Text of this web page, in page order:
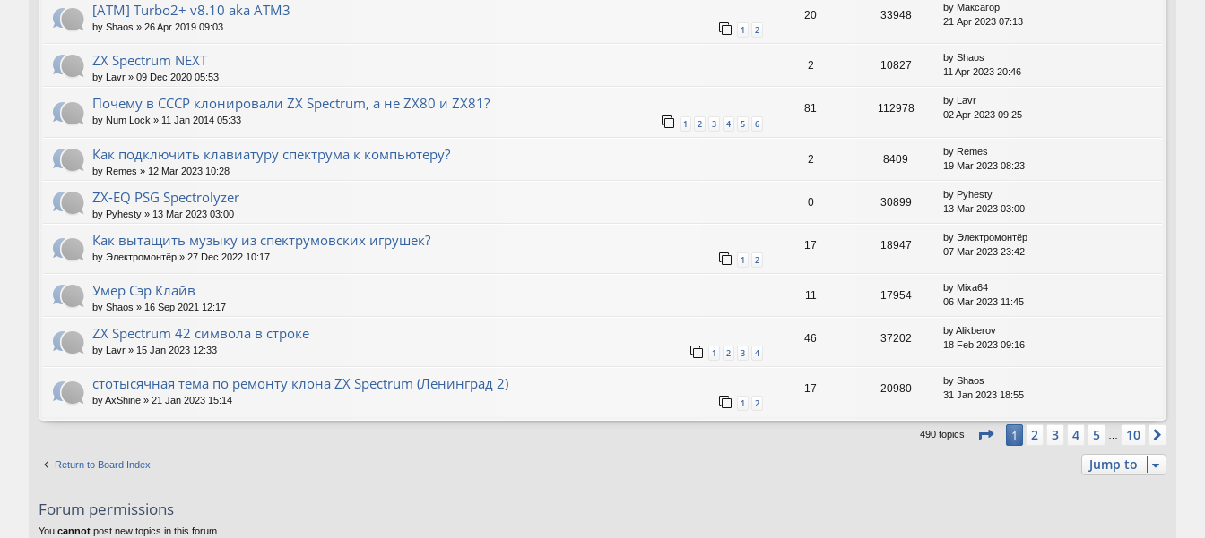
[ATM] Turbo2+ v8.10 aka ATM3
by Shaos » 26 Apr 2019 09:03 1 2
20 33948
by Максагор
21 Apr 2023 07:13
ZX Spectrum NEXT
by Lavr » 09 Dec 2020 05:53
2 10827
by Shaos
11 Apr 2023 20:46
Почему в СССР клонировали ZX Spectrum, а не ZX80 и ZX81?
by Num Lock » 11 Jan 2014 05:33 1 2 3 4 5 6
81 112978
by Lavr
02 Apr 2023 09:25
Как подключить клавиатуру спектрума к компьютеру?
by Remes » 12 Mar 2023 10:28
2 8409
by Remes
19 Mar 2023 08:23
ZX-EQ PSG Spectrolyzer
by Pyhesty » 13 Mar 2023 03:00
0 30899
by Pyhesty
13 Mar 2023 03:00
Как вытащить музыку из спектрумовских игрушек?
by Электромонтёр » 27 Dec 2022 10:17 1 2
17 18947
by Электромонтёр
07 Mar 2023 23:42
Умер Сэр Клайв
by Shaos » 16 Sep 2021 12:17
11 17954
by Mixa64
06 Mar 2023 11:45
ZX Spectrum 42 символа в строке
by Lavr » 15 Jan 2023 12:33 1 2 3 4
46 37202
byAlikberov
18 Feb 2023 09:16
стотысячная тема по ремонту клона ZX Spectrum (Ленинград 2)
byAxShine » 21 Jan 2023 15:14 1 2
17 20980
by Shaos
31 Jan 2023 18:55
490 topics Page 1of10
1 2 3 4 5 10
Return to Board Index Jump to
Forum permissions
You cannot post new topics in this forum